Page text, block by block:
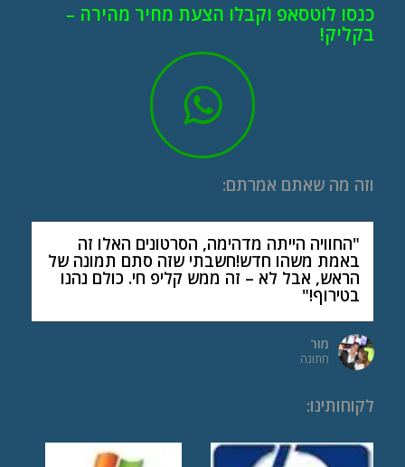
כנסו לוטסאפ וקבלו הצעת מחיר מהירה –
בקליק!
וזה מה שאתם אמרתם:
"החוויה הייתה מדהימה, הסרטונים האלו זה
באמת משהו חדש!חשבתי שזה סתם תמונה של
הראש, אבל לא – זה ממש קליפ חי. כולם נהנו
בטירוף!"
מור
חתונה
לקוחותינו: